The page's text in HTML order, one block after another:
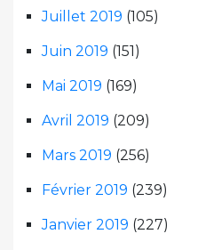
Juillet 2019 (105)
Juin 2019 (151)
Mai 2019 (169)
Avril 2019 (209)
Mars 2019 (256)
Février 2019 (239)
Janvier 2019 (227)